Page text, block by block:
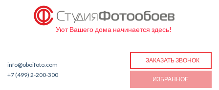
Уют Вашего дома начинается здесь!
info@oboifoto.com
+7 (499) 2-200-300
ЗАКАЗАТЬ ЗВОНОК
ИЗБРАННОЕ